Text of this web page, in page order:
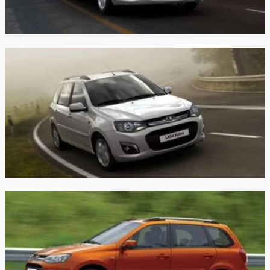
топливного
бака:
50 л
4084 мм 4084 мм
Ширина: 1700 мм 1700 мм
Высота: 1504 мм 1504 мм
Колёсная база: 2476 мм 2476 мм
1060 кг 1075 кг
Объём
багажника:
361 л 361 л